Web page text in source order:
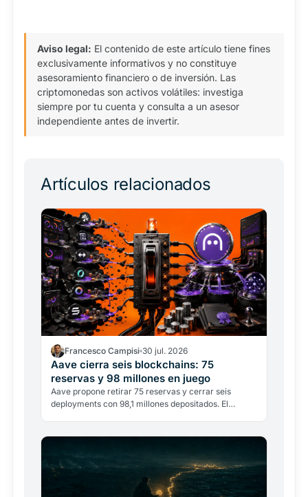
Aviso legal: El contenido de este artículo tiene fines
exclusivamente informativos y no constituye
asesoramiento financiero o de inversión. Las
criptomonedas son activos volátiles: investiga
siempre por tu cuenta y consulta a un asesor
independiente antes de invertir.
Artículos relacionados
Francesco Campisi 30 jul. 2026
Aave cierra seis blockchains: 75
reservas y 98 millones en juego
Aave propone retirar 75 reservas y cerrar seis
deployments con 98,1 millones depositados. El